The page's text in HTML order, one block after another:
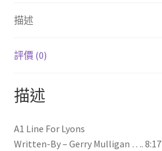
2LP
量
描述
評價 (0)
描述
A1 Line For Lyons
Written-By – Gerry Mulligan …. 8:17